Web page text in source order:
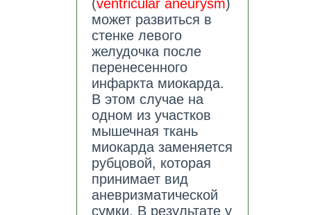
(ventricular aneurysm)
может развиться в
стенке левого
желудочка после
перенесенного
инфаркта миокарда.
В этом случае на
одном из участков
мышечная ткань
миокарда заменяется
рубцовой, которая
принимает вид
аневризматической
сумки. В результате у